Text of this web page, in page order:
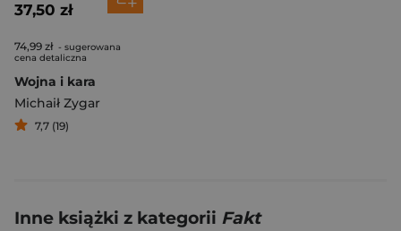
37,50 zł
74,99 zł - sugerowana
cena detaliczna
Wojna i kara
Michaił Zygar
7,7 (19)
Inne książki z kategorii Fakt